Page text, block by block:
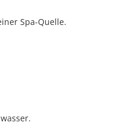
Spa-Quelle.